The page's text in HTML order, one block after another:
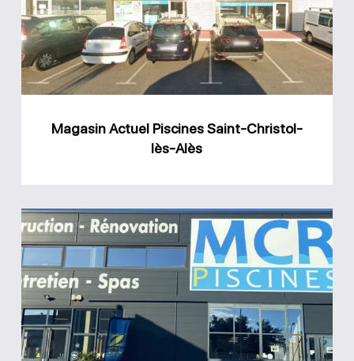
Saint-
Christol-
lès-
Alès
Magasin Actuel Piscines Saint-Christol-
lès-Alès
Magasin
MCR
Piscines
et
spa
Caissargues